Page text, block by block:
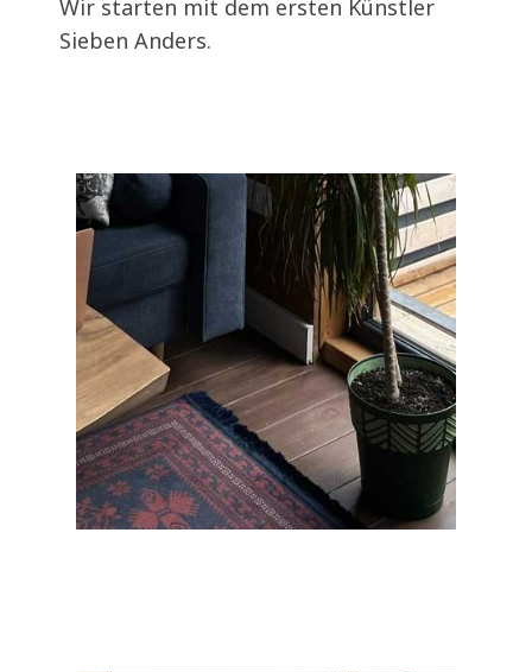
Wir starten mit dem ersten Künstler
Sieben Anders.